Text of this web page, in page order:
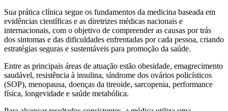
Sua prática clínica segue os fundamentos da medicina baseada em
evidências científicas e as diretrizes médicas nacionais e
internacionais, com o objetivo de compreender as causas por trás
dos sintomas e das dificuldades enfrentadas por cada pessoa, criando
estratégias seguras e sustentáveis para promoção da saúde.
Entre as principais áreas de atuação estão obesidade, emagrecimento
saudável, resistência à insulina, síndrome dos ovários policísticos
(SOP), menopausa, doenças da tireoide, sarcopenia, performance
física, longevidade e saúde metabólica.